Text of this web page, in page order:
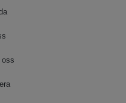
oss